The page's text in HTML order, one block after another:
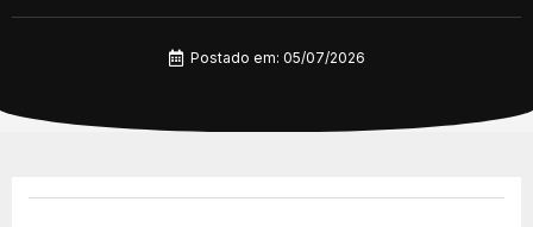
Postado em: 05/07/2026